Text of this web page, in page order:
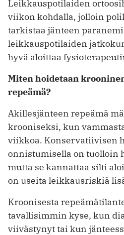
Leikkauspotilaiden
viikon kohdalla, jolloin
tarkistaa jänteen
leikkauspotilaiden
hyvä aloittaa
Miten hoidetaan
repeämä?
Akillesjänteen repeämä
krooniseksi, kun
viikkoa. Konservatiivisen
onnistumisella on tuolloin
mutta se kannattaa silti
on useita leikkausriskiä
Kroonisesta
tavallisimmin kyse, kun
viivästynyt tai kun